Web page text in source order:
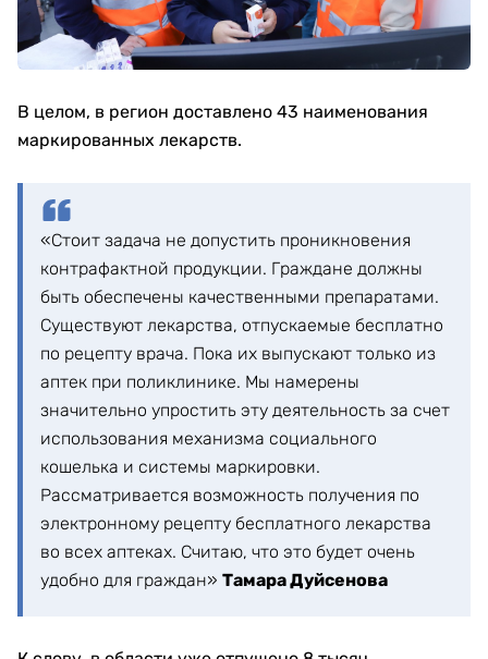
В целом, в регион доставлено 43 наименования
маркированных лекарств.
«Стоит задача не допустить проникновения
контрафактной продукции. Граждане должны
быть обеспечены качественными препаратами.
Существуют лекарства, отпускаемые бесплатно
по рецепту врача. Пока их выпускают только из
аптек при поликлинике. Мы намерены
значительно упростить эту деятельность за счет
использования механизма социального
кошелька и системы маркировки.
Рассматривается возможность получения по
электронному рецепту бесплатного лекарства
во всех аптеках. Считаю, что это будет очень
удобно для граждан» Тамара Дуйсенова